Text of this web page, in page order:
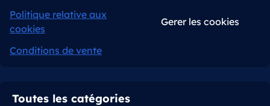
Politique relative aux
cookies
Gerer les cookies
Conditions de vente
Toutes les catégories